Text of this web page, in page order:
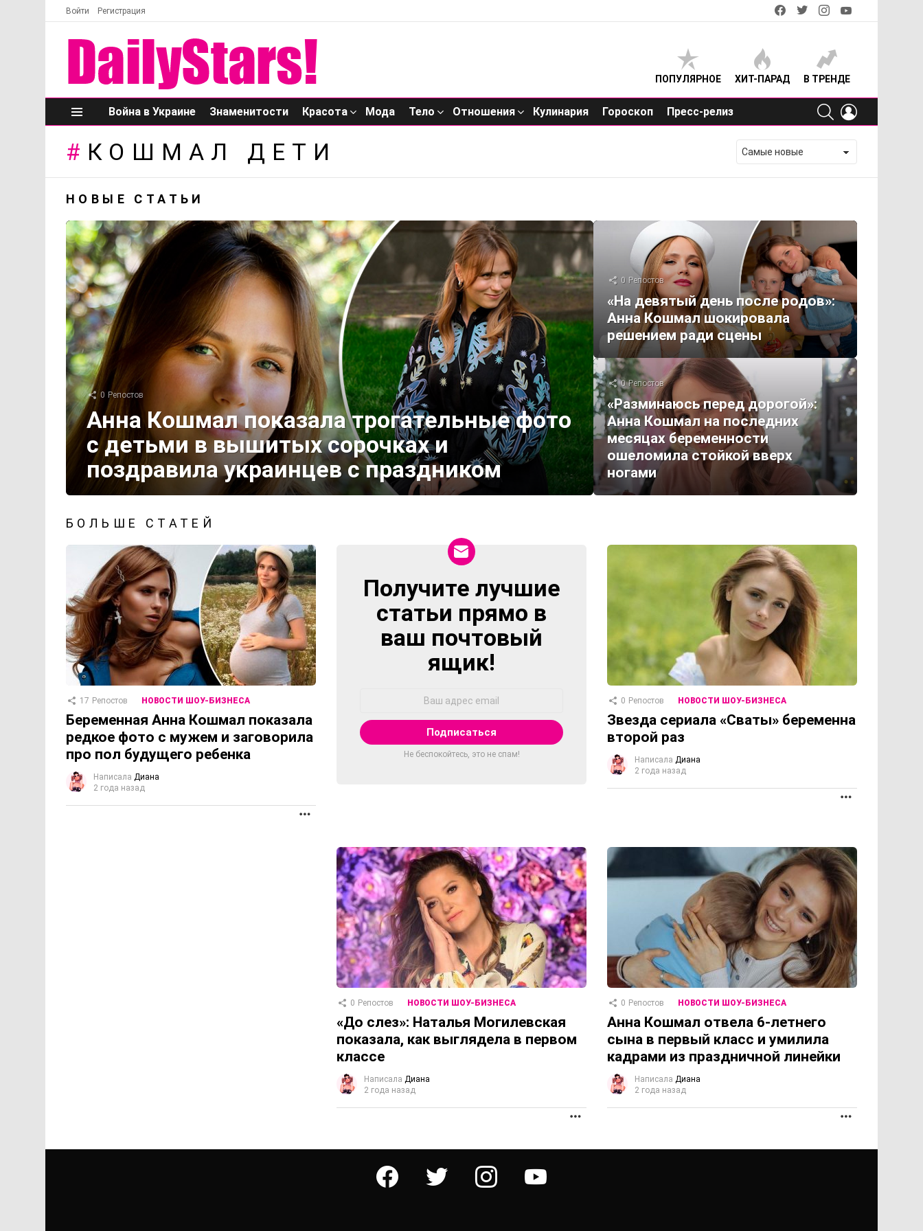
Войти Регистрация
facebooktwitterinstagram
ПОПУЛЯРНОЕ ХИТ-ПАРАД В ТРЕНДЕ
Меню
Война в Украине Знаменитости Красота Мода Тело Отношения Кулинария Гороскоп Пресс-релиз
SEARCH
КОШМАЛ ДЕТИ
НОВЫЕ СТАТЬИ
0 Репостов
Анна Кошмал показала трогательные фото
с детьми в вышитых сорочках и
поздравила украинцев с праздником
0 Репостов
«На девятый день после родов»:
Анна Кошмал шокировала
решением ради сцены
0 Репостов
«Разминаюсь перед дорогой»:
Анна Кошмал на последних
месяцах беременности
ошеломила стойкой вверх
ногами
БОЛЬШЕ СТАТЕЙ
17 Репостов НОВОСТИ ШОУ-БИЗНЕСА
Беременная Анна Кошмал показала
редкое фото с мужем и заговорила
про пол будущего ребенка
Написала Диана
2 года назад
NEWSLETTER
Получите лучшие
статьи прямо в
ваш почтовый
ящик!
Не беспокойтесь, это не спам!
0 Репостов НОВОСТИ ШОУ-БИЗНЕСА
Звезда сериала «Сваты» беременна
второй раз
Написала Диана
2 года назад
0 Репостов НОВОСТИ ШОУ-БИЗНЕСА
«До слез»: Наталья Могилевская
показала, как выглядела в первом
классе
Написала Диана
2 года назад
0 Репостов НОВОСТИ ШОУ-БИЗНЕСА
Анна Кошмал отвела 6-летнего
сына в первый класс и умилила
кадрами из праздничной линейки
Написала Диана
2 года назад
facebook twitter instagram youtube